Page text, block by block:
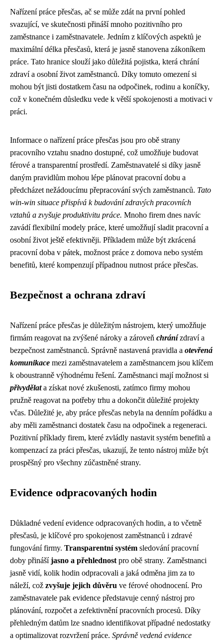
Nařízení práce přesčas, ač se může zdát na první pohled
svazující, ve skutečnosti přináší mnoho pozitivního pro
zaměstnance i zaměstnavatele. Jedním z klíčových aspektů je
maximální délka přesčasů, která je jasně stanovena zákoníkem
práce. Tato hranice slouží jako důležitá pojistka, která chrání
zdraví a osobní život zaměstnanců. Díky tomuto omezení si
mohou být jisti dostatkem času na odpočinek, rodinu a koníčky,
což v konečném důsledku vede k větší spokojenosti a motivaci v
práci.
Informace o nařízení práce přesčas jsou pro obě strany
pracovního vztahu snadno dostupné, což umožňuje budovat
férové a transparentní prostředí. Zaměstnavatelé si díky jasně
daným pravidlům mohou lépe plánovat pracovní dobu a
předcházet nežádoucímu přepracování svých zaměstnanců. Tato
win-win situace přispívá k budování zdravých pracovních
vztahů a zvyšuje produktivitu práce. Mnoho firem dnes navíc
zavádí flexibilní modely práce, které umožňují sladit pracovní a
osobní život ještě efektivněji. Příkladem může být zkrácená
pracovní doba v pátek, možnost práce z domova nebo systém
benefitů, které kompenzují případnou nutnost práce přesčas.
Bezpečnost a ochrana zdraví
Nařízení práce přesčas je důležitým nástrojem, který umožňuje
firmám reagovat na zvýšené nároky a zároveň chránízdraví a
bezpečnost zaměstnanců. Správně nastavená pravidla a otevřená
komunikace mezi zaměstnavatelem a zaměstnancem jsou klíčem
k oboustranně výhodnému řešení. Zaměstnanci mají možnost si
přivydělata získat nové zkušenosti, zatímco firmy mohou
pružně reagovat na potřeby trhu a dokončit důležité projekty
včas. Důležité je, aby práce přesčas nebyla na denním pořádku a
aby měli zaměstnanci dostatek času na odpočinek a regeneraci.
Pozitivní příklady firem, které zvládly nastavit systém benefitů a
kompenzací za práci přesčas, ukazují, že tento nástroj může být
prospěšný pro všechny zúčastněné strany.
Evidence odpracovaných hodin
Důkladné vedení evidence odpracovaných hodin, a to včetně
přesčasů, je klíčové pro spokojenost zaměstnanců i zdravé
fungování firmy. Transparentní systém sledování pracovní
doby přinášíjasno a přehlednost pro obě strany. Zaměstnanci
jasně vidí, kolik hodin odpracovali a jaká odměna jim za to
náleží, což zvyšuje jejich důvěru ve férové ohodnocení. Pro
zaměstnavatele pak evidence představuje cenný nástroj pro
plánování, rozpočet a zefektivnění pracovních procesů. Díky
přehledným datům lze snadno identifikovat případné nedostatky
a optimalizovat rozvržení práce. Správně vedená evidence